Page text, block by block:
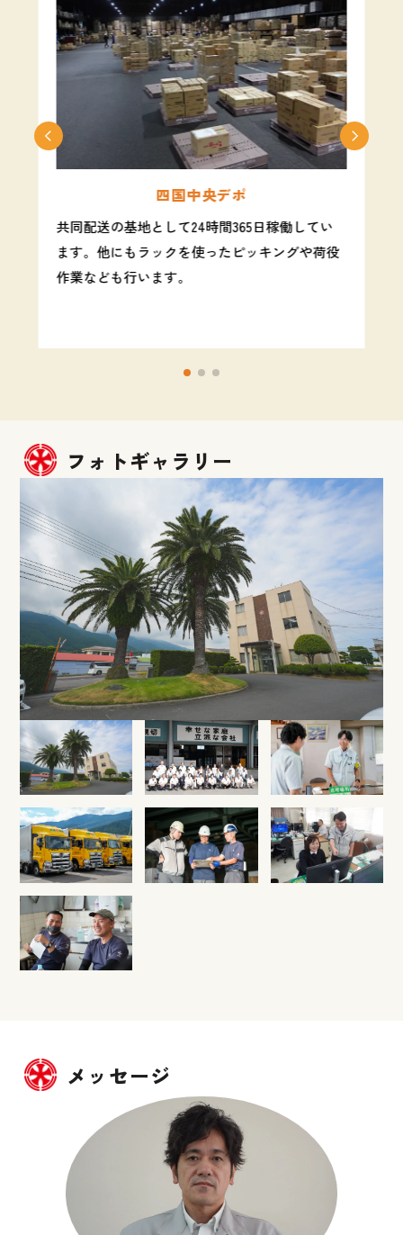
四国中央デポ
共同配送の基地として24時間365日稼働してい
ます。他にもラックを使ったピッキングや荷役
作業なども行います。
フォトギャラリー
メッセージ